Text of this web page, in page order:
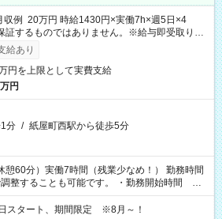
例 20万円 時給1430円×実働7h×週5日×4
するものではありません。※給与即受取りサ
用条件有）
給あり
円を上限として実費支給
円
分 / 紙屋町西駅から徒歩5分
憩60分）実働7時間（残業少なめ！） 勤務時間
整することも可能です。 ・勤務開始時間
勤務終了時間 15:45～18:30 ・実働 05:00～
スタート、期間限定 ※8月～！